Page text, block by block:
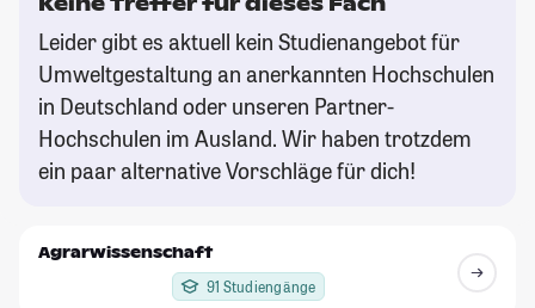
Leider gibt es aktuell kein Studienangebot für
Umweltgestaltung an anerkannten Hochschulen
in Deutschland oder unseren Partner-
Hochschulen im Ausland. Wir haben trotzdem
ein paar alternative Vorschläge für dich!
Agrarwissenschaft
91 Studiengänge